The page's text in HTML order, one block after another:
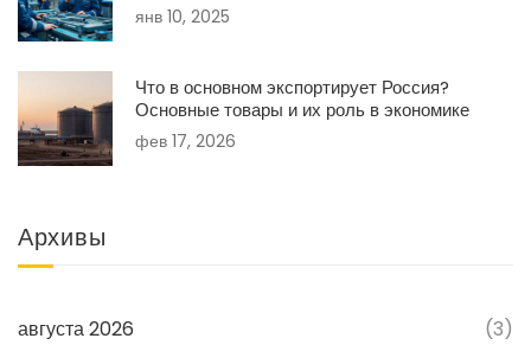
янв 10, 2025
Что в основном экспортирует Россия?
Основные товары и их роль в экономике
фев 17, 2026
Архивы
августа 2026 (3)